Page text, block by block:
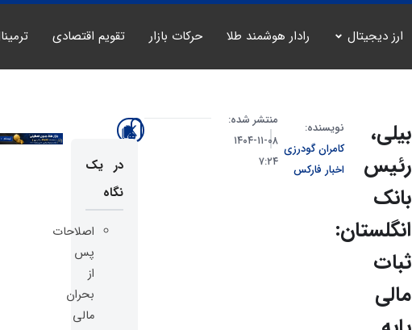
ارز دیجیتال رادار هوشمند طلا حرکات بازار تقویم اقتصادی
بیلی،
رئیس
بانک
انگلستان:
ثبات
مالی
نویسنده:
کامران گودرزی
اخبار فارکس
منتشر شده:
۰۸-۱۱-۱۴۰۴
۷:۲۴
در یک
نگاه
اصلاحات
پس
از
بحران
مالی